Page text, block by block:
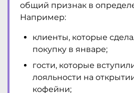
общий признак в
Например:
клиенты, которые
покупку в январе;
гости, которые
лояльности на
кофейни;